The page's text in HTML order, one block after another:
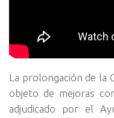
La prolongación de la
objeto de mejoras
adjudicado por el